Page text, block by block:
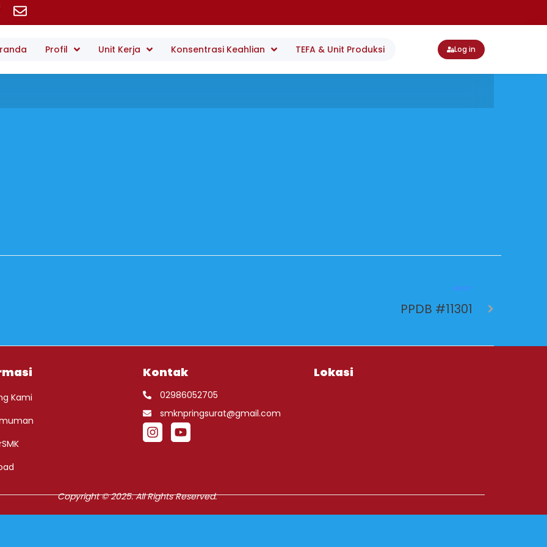
Profil Unit Kerja Konsentrasi Keahlian TEFA & Unit Produksi Log in
PPDB #11301
Kami
Kontak
02986052705
smknpringsurat@gmail.com
Lokasi
Copyright © 2025. All Rights Reserved.